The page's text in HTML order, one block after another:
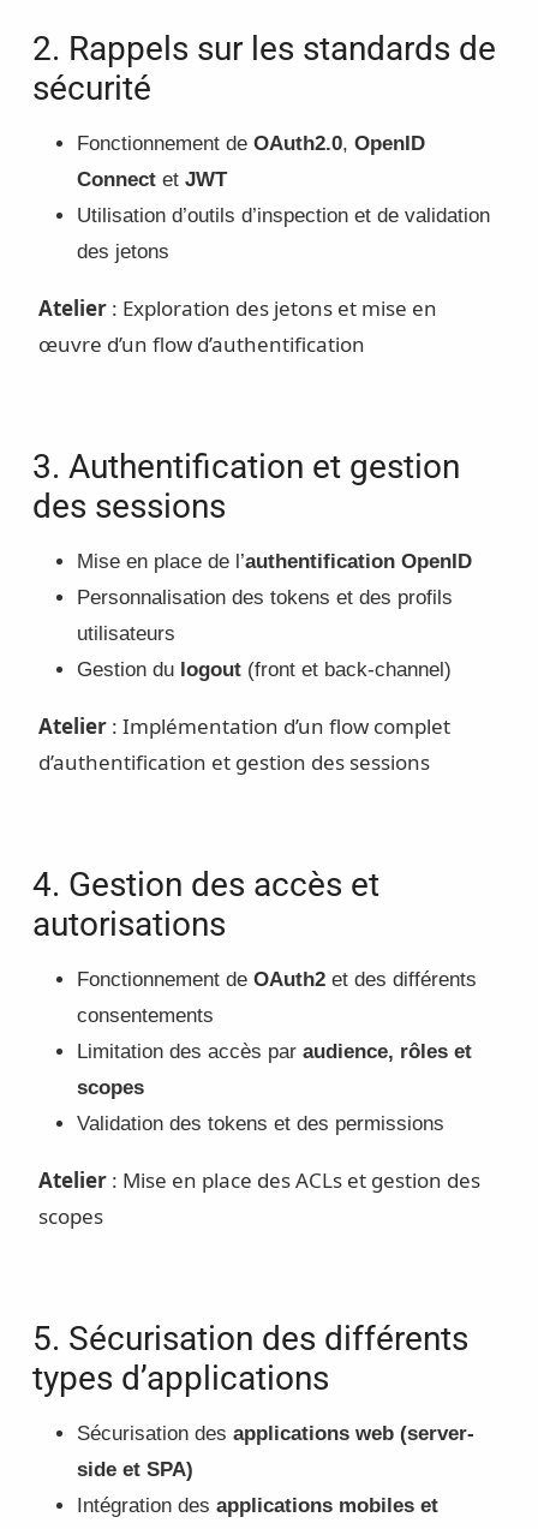
2. Rappels sur les standards de
sécurité
Fonctionnement de OAuth2.0, OpenID
Connectet JWT
Utilisation d’outils d’inspection et de validation
des jetons
Atelier: Exploration des jetons et mise en
œuvre d’un flow d’authentification
3. Authentification et gestion
des sessions
Mise en place de l’authentification OpenID
Personnalisation des tokens et des profils
utilisateurs
Gestion du logout(front et back-channel)
Atelier: Implémentation d’un flow complet
d’authentification et gestion des sessions
4. Gestion des accès et
autorisations
Fonctionnement de OAuth2et des différents
consentements
Limitation des accès par audience, rôles et
scopes
Validation des tokens et des permissions
Atelier: Mise en place des ACLs et gestion des
scopes
5. Sécurisation des différents
types d’applications
Sécurisation des applications web (server-
side et SPA)
Intégration des applications mobiles et